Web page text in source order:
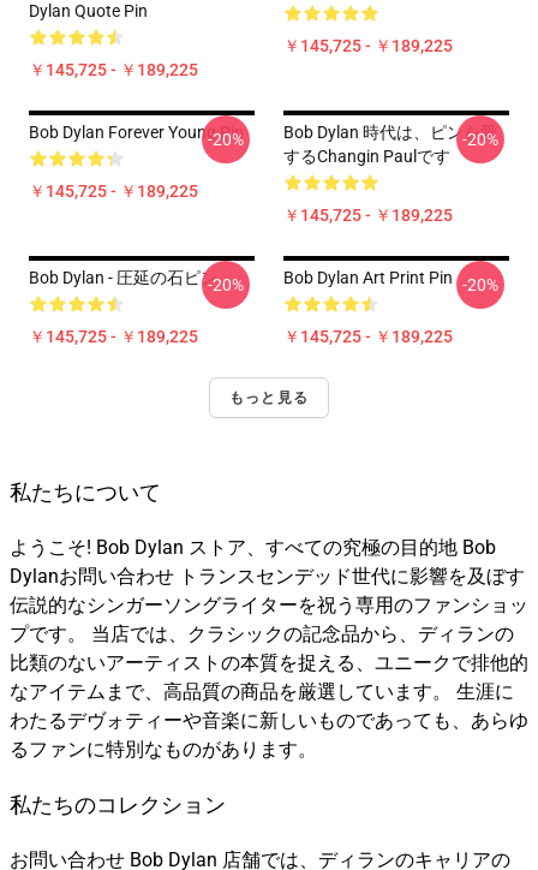
Dylan Quote Pin
￥145,725 - ￥189,225
￥145,725 - ￥189,225
Bob Dylan Forever Young Pin
￥145,725 - ￥189,225
-20%
Bob Dylan 時代は、ピンを愛
するchangin Paulです
￥145,725 - ￥189,225
-20%
Bob Dylan - 圧延の石ピン
￥145,725 - ￥189,225
-20% Bob Dylan Art Print Pin
￥145,725 - ￥189,225
-20%
もっと見る
私たちについて
ようこそ! Bob Dylan ストア、すべての究極の目的地 Bob
Dylanお問い合わせ トランスセンデッド世代に影響を及ぼす
伝説的なシンガーソングライターを祝う専用のファンショッ
プです。 当店では、クラシックの記念品から、ディランの
比類のないアーティストの本質を捉える、ユニークで排他的
なアイテムまで、高品質の商品を厳選しています。 生涯に
わたるデヴォティーや音楽に新しいものであっても、あらゆ
るファンに特別なものがあります。
私たちのコレクション
お問い合わせ Bob Dylan 店舗では、ディランのキャリアの